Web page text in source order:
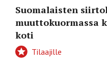
Suomalaisten
muuttokuormassa
koti
Tilaajille